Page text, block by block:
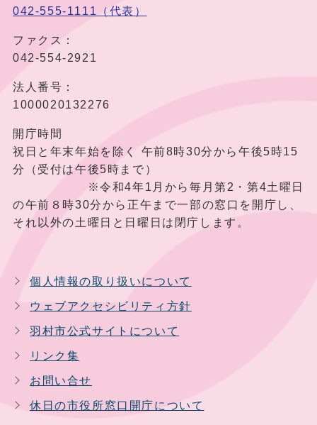
042-555-1111（代表）
ファクス：
042-554-2921
法人番号：
1000020132276
開庁時間
祝日と年末年始を除く 午前8時30分から午後5時15
分（受付は午後5時まで）
※令和4年1月から毎月第2・第4土曜日
の午前８時30分から正午まで一部の窓口を開庁し、
それ以外の土曜日と日曜日は閉庁します。
個人情報の取り扱いについて
ウェブアクセシビリティ方針
羽村市公式サイトについて
リンク集
お問い合せ
休日の市役所窓口開庁について